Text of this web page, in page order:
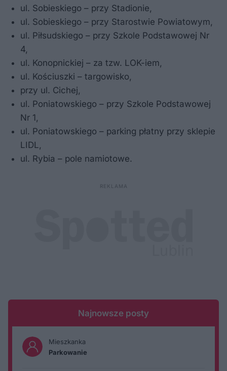
ul. Sobieskiego – przy Stadionie,
ul. Sobieskiego – przy Starostwie Powiatowym,
ul. Piłsudskiego – przy Szkole Podstawowej Nr
4,
ul. Konopnickiej – za tzw. LOK-iem,
ul. Kościuszki – targowisko,
przy ul. Cichej,
ul. Poniatowskiego – przy Szkole Podstawowej
Nr 1,
ul. Poniatowskiego – parking płatny przy sklepie
LIDL,
ul. Rybia – pole namiotowe.
Najnowsze posty
Mieszkanka
Parkowanie